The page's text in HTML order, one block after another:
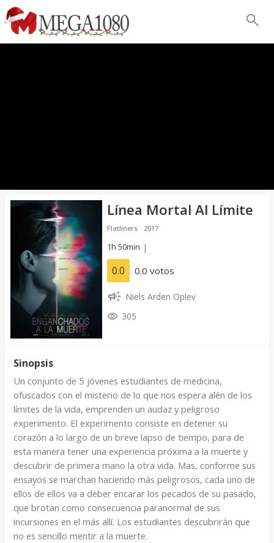
Línea Mortal Al Límite
Flatliners 2017
1h 50min |
0.0 0.0 votos
Niels Arden Oplev
305
Sinopsis
Un conjunto de 5 jóvenes estudiantes de medicina,
ofuscados con el misterio de lo que nos espera alén de los
límites de la vida, emprenden un audaz y peligroso
experimento. El experimento consiste en detener su
corazón a lo largo de un breve lapso de tiempo, para de
esta manera tener una experiencia próxima a la muerte y
descubrir de primera mano la otra vida. Mas, conforme sus
ensayos se marchan haciendo más peligrosos, cada uno de
ellos de ellos va a deber encarar los pecados de su pasado,
que brotan como consecuencia paranormal de sus
incursiones en el más allí. Los estudiantes descubrirán que
no es sencillo mentir a la muerte.